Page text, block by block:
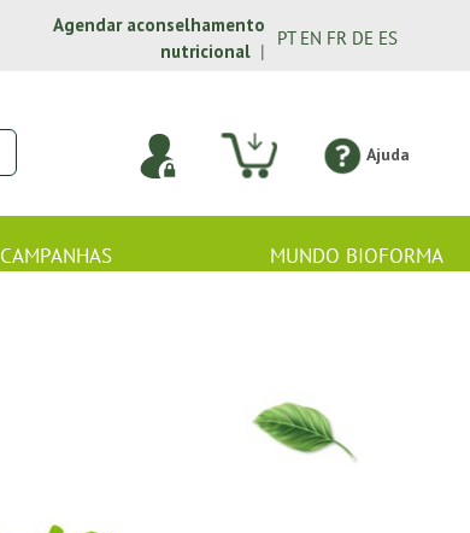
Agendar aconselhamento
nutricional |
PT EN FR DE ES
Ajuda
CAMPANHAS MUNDO BIOFORMA